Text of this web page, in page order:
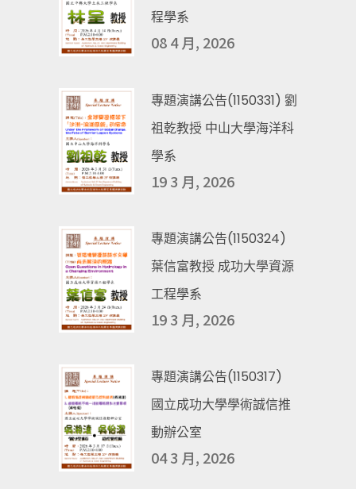
程學系
08 4 月, 2026
專題演講公告(1150331) 劉
祖乾教授 中山大學海洋科
學系
19 3 月, 2026
專題演講公告(1150324)
葉信富教授 成功大學資源
工程學系
19 3 月, 2026
專題演講公告(1150317)
國立成功大學學術誠信推
動辦公室
04 3 月, 2026